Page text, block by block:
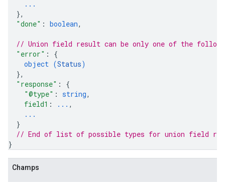
...
},
"done" : boolean,
// Union field result can be only one of the
"error" : {
object (Status)
},
"response" : {
"@type" : string,
field1 : ... ,
...
}
// End of list of possible types for union field
}
Champs